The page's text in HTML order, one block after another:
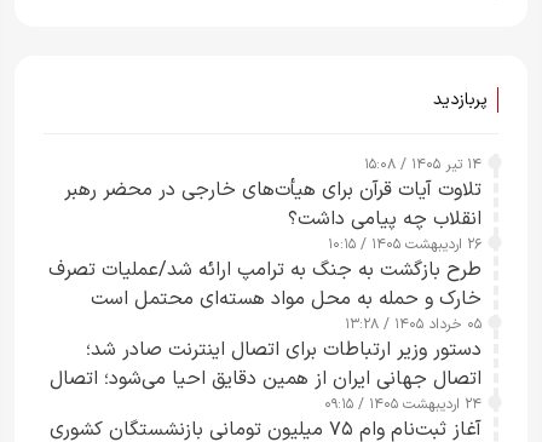
پربازدید
۱۴ تیر ۱۴۰۵ / ۱۵:۰۸
تلاوت آیات قرآن برای هیأت‌های خارجی در محضر رهبر
انقلاب چه پیامی داشت؟
۲۶ اردیبهشت ۱۴۰۵ / ۱۰:۱۵
طرح‌ بازگشت به جنگ به ترامپ ارائه شد/عملیات تصرف
خارک و حمله به محل مواد هسته‌ای محتمل است
۰۵ خرداد ۱۴۰۵ / ۱۳:۲۸
دستور وزیر ارتباطات برای اتصال اینترنت صادر شد؛
اتصال جهانی ایران از همین دقایق احیا می‌شود؛ اتصال
کامل مردم تا ۲۴ ساعت آینده
۲۴ اردیبهشت ۱۴۰۵ / ۰۹:۱۵
آغاز ثبت‌نام وام ۷۵ میلیون تومانی بازنشستگان کشوری